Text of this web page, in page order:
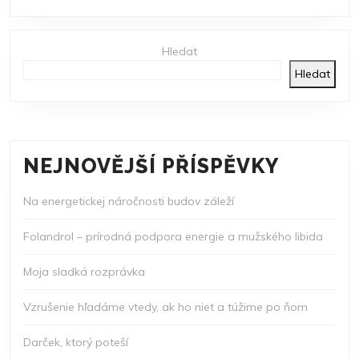
Hledat
Hledat
NEJNOVĚJŠÍ PŘÍSPĚVKY
Na energetickej náročnosti budov záleží
Folandrol – prírodná podpora energie a mužského libida
Moja sladká rozprávka
Vzrušenie hľadáme vtedy, ak ho niet a túžime po ňom
Darček, ktorý poteší